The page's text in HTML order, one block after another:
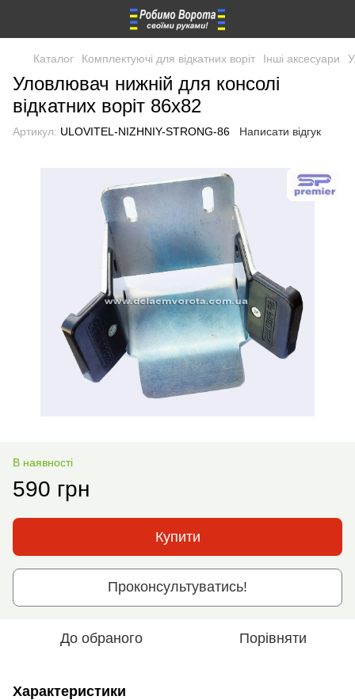
Каталог Комплектуючі для відкатних воріт Інші аксесуари
Уловлювач нижній для консолі
відкатних воріт 86x82
Артикул: ULOVITEL-NIZHNIY-STRONG-86 Написати відгук
В наявності
590 грн
Купити
Проконсультуватись!
До обраного Порівняти
Характеристики